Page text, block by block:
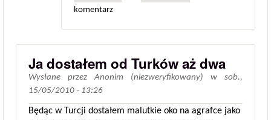
komentarz
Ja dostałem od Turków aż dwa
Wysłane przezAnonim (niezweryfikowany) w sob.,
15/05/2010 - 13:26
Będąc w Turcji dostałem malutkie oko na agrafce jako